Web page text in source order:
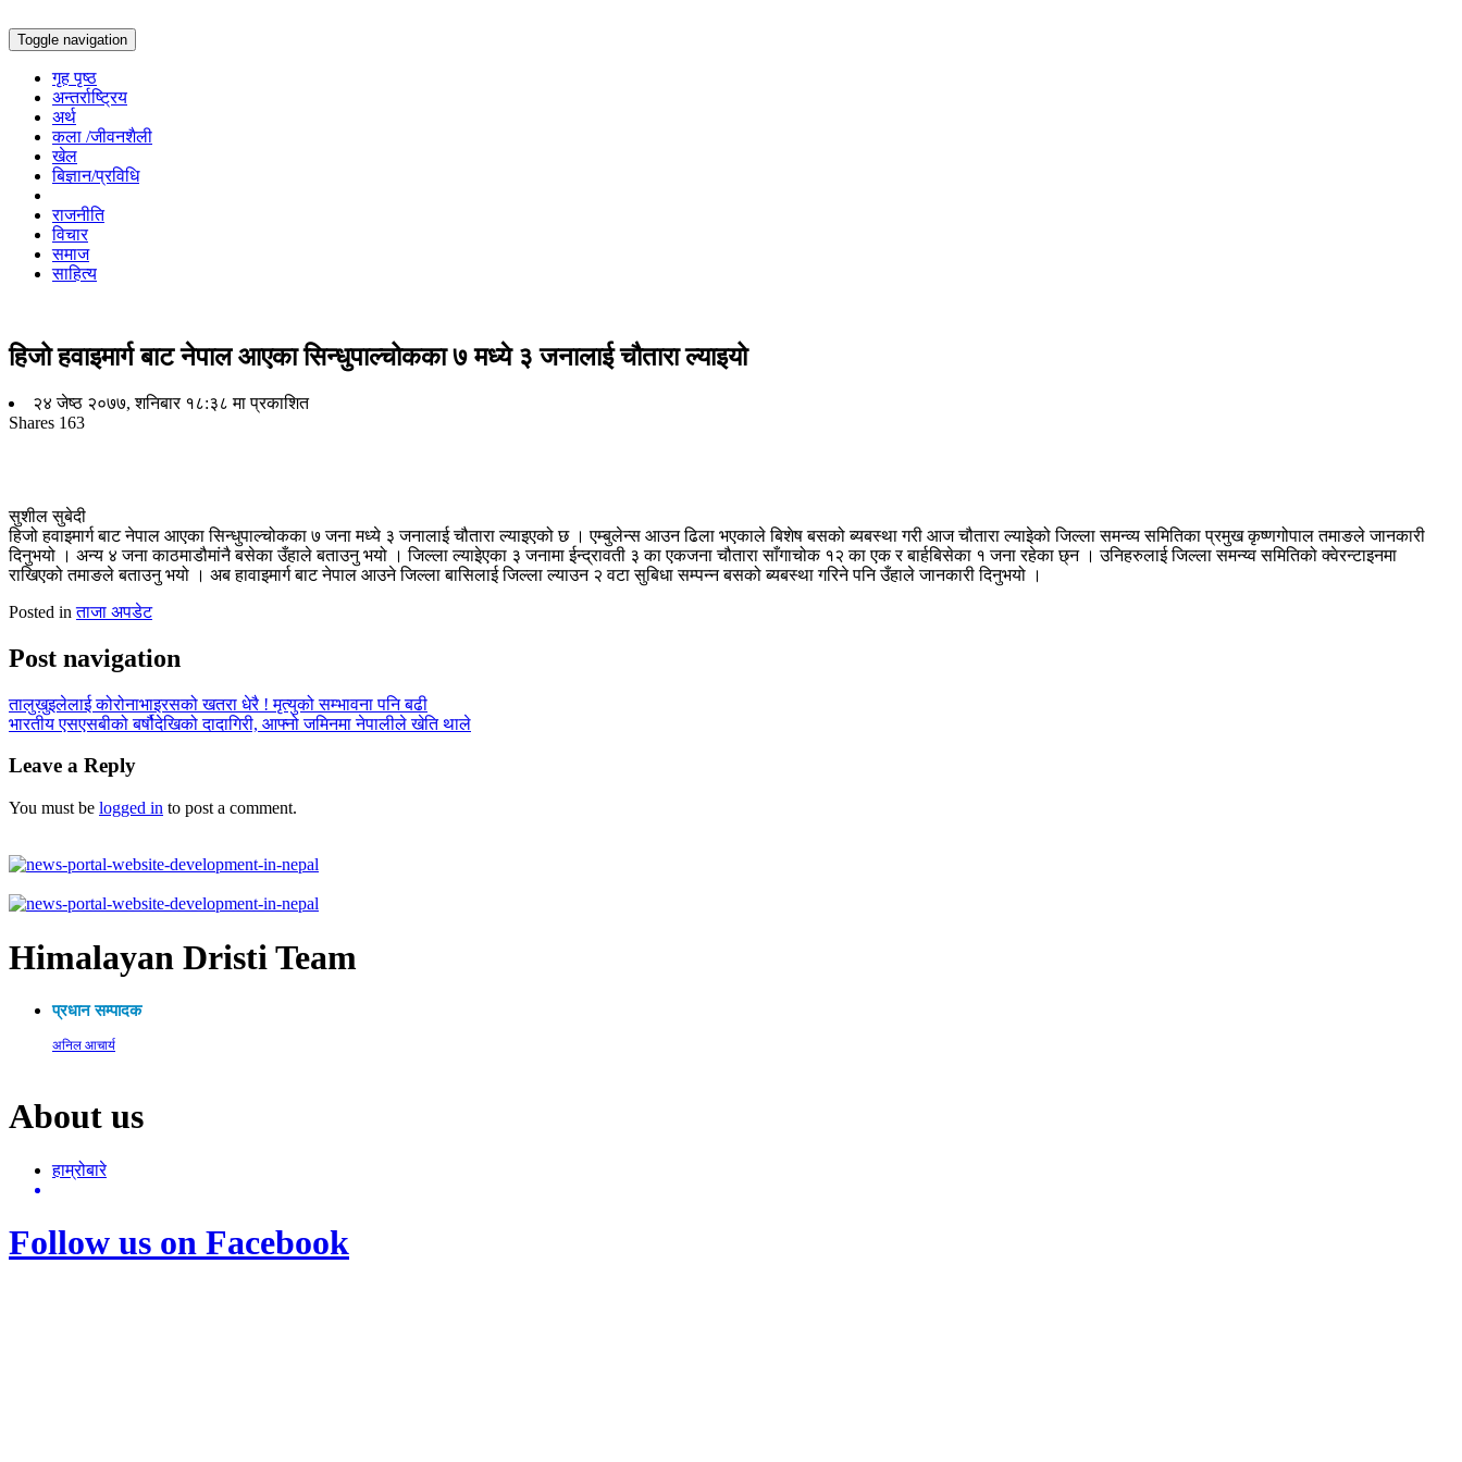
Toggle navigation
गृह पृष्ठ
अन्तर्राष्ट्रिय
अर्थ
कला /जीवनशैली
खेल
बिज्ञान/प्रविधि
राजनीति
विचार
समाज
साहित्य
हिजो हवाइमार्ग बाट नेपाल आएका सिन्धुपाल्चोकका ७ मध्ये ३ जनालाई चौतारा ल्याइयो
२४ जेष्ठ २०७७, शनिबार १८:३८ मा प्रकाशित
Shares 163
सुशील सुबेदी
हिजो हवाइमार्ग बाट नेपाल आएका सिन्धुपाल्चोकका ७ जना मध्ये ३ जनालाई चौतारा ल्याइएको छ । एम्बुलेन्स आउन ढिला भएकाले बिशेष बसको ब्यबस्था गरी आज चौतारा ल्याइेको जिल्ला समन्व्य समितिका प्रमुख कृष्णगोपाल तमाङले जानकारी
दिनुभयो । अन्य ४ जना काठमाडौमांनै बसेका उँहाले बताउनु भयो । जिल्ला ल्याइेएका ३ जनामा ईन्द्रावती ३ का एकजना चौतारा साँगाचोक १२ का एक र बार्हबिसेका १ जना रहेका छ्न । उनिहरुलाई जिल्ला समन्य्व समितिको क्वेरन्टाइनमा
राखिएको तमाङले बताउनु भयो । अब हावाइमार्ग बाट नेपाल आउने जिल्ला बासिलाई जिल्ला ल्याउन २ वटा सुबिधा सम्पन्न बसको ब्यबस्था गरिने पनि उँहाले जानकारी दिनुभयो ।
Posted inताजा अपडेट
Post navigation
तालुखुइलेलाई कोरोनाभाइरसको खतरा धेरै ! मृत्युको सम्भावना पनि बढी
भारतीय एसएसबीको बर्षौदेखिको दादागिरी, आफ्नो जमिनमा नेपालीले खेति थाले
Leave a Reply
You must be logged in to post a comment.
Himalayan Dristi Team
प्रधान सम्पादक
अनिल आचार्य
About us
हाम्रोबारे
Follow us on Facebook